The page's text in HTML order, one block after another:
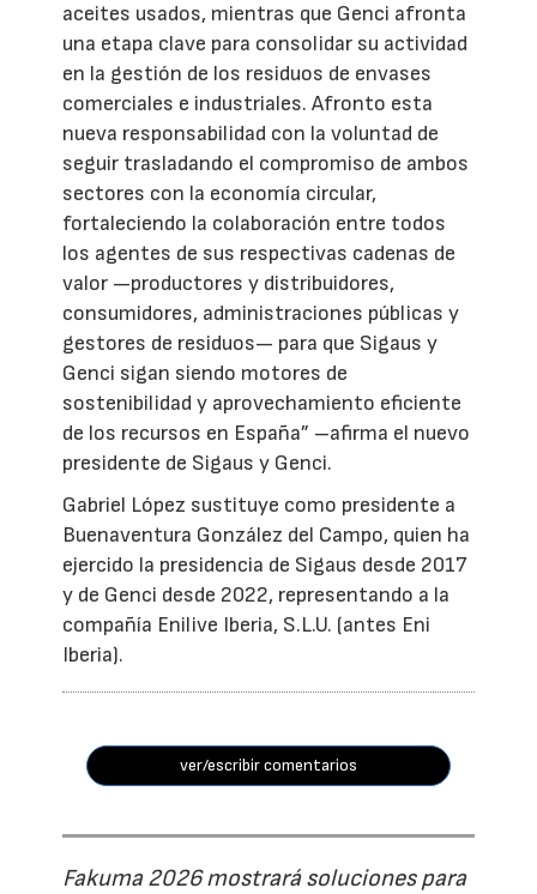
aceites usados, mientras que Genci afronta
una etapa clave para consolidar su actividad
en la gestión de los residuos de envases
comerciales e industriales. Afronto esta
nueva responsabilidad con la voluntad de
seguir trasladando el compromiso de ambos
sectores con la economía circular,
fortaleciendo la colaboración entre todos
los agentes de sus respectivas cadenas de
valor —productores y distribuidores,
consumidores, administraciones públicas y
gestores de residuos— para que Sigaus y
Genci sigan siendo motores de
sostenibilidad y aprovechamiento eficiente
de los recursos en España” –afirma el nuevo
presidente de Sigaus y Genci.
Gabriel López sustituye como presidente a
Buenaventura González del Campo, quien ha
ejercido la presidencia de Sigaus desde 2017
y de Genci desde 2022, representando a la
compañía Enilive Iberia, S.L.U. (antes Eni
Iberia).
ver/escribir comentarios
Fakuma 2026 mostrará soluciones para